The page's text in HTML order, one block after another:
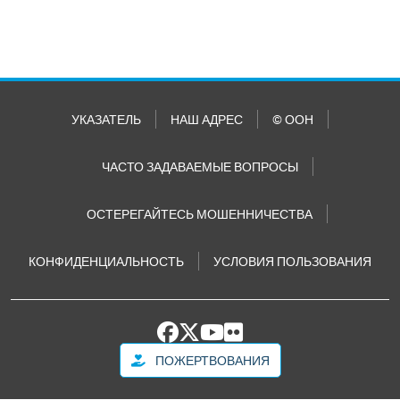
УКАЗАТЕЛЬ НАШ АДРЕС © ООН
ЧАСТО ЗАДАВАЕМЫЕ ВОПРОСЫ
ОСТЕРЕГАЙТЕСЬ МОШЕННИЧЕСТВА
КОНФИДЕНЦИАЛЬНОСТЬ УСЛОВИЯ ПОЛЬЗОВАНИЯ
ПОЖЕРТВОВАНИЯ